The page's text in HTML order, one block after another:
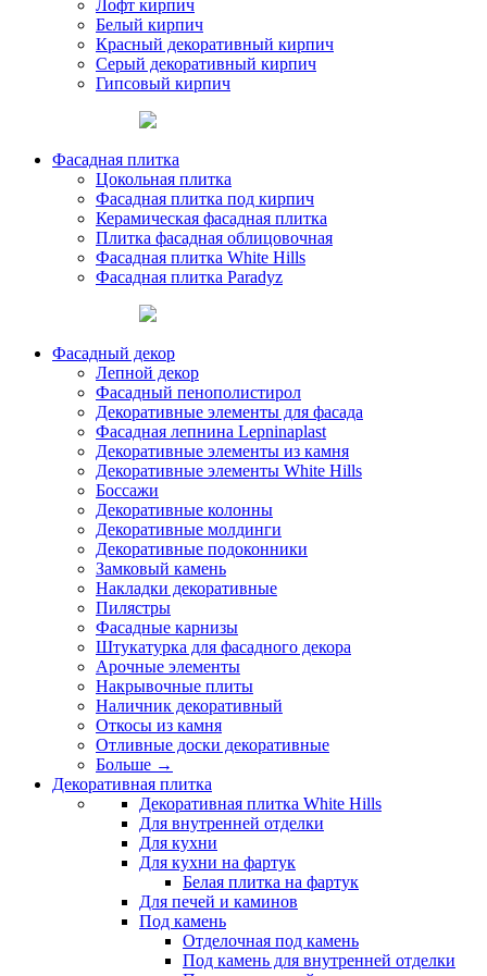
Лофт кирпич
Белый кирпич
Красный декоративный кирпич
Серый декоративный кирпич
Гипсовый кирпич
Фасадная плитка
Цокольная плитка
Фасадная плитка под кирпич
Керамическая фасадная плитка
Плитка фасадная облицовочная
Фасадная плитка White Hills
Фасадная плитка Paradyz
Фасадный декор
Лепной декор
Фасадный пенополистирол
Декоративные элементы для фасада
Фасадная лепнина Lepninaplast
Декоративные элементы из камня
Декоративные элементы White Hills
Боссажи
Декоративные колонны
Декоративные молдинги
Декоративные подоконники
Замковый камень
Накладки декоративные
Пилястры
Фасадные карнизы
Штукатурка для фасадного декора
Арочные элементы
Накрывочные плиты
Наличник декоративный
Откосы из камня
Отливные доски декоративные
Больше →
Декоративная плитка
Декоративная плитка White Hills
Для внутренней отделки
Для кухни
Для кухни на фартук
Белая плитка на фартук
Для печей и каминов
Под камень
Отделочная под камень
Под камень для внутренней отделки